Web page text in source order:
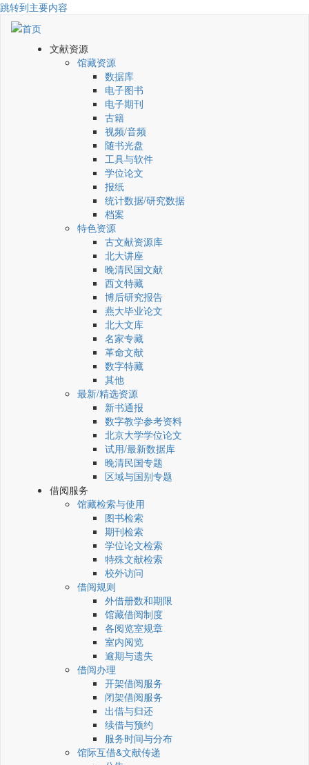
跳转到主要内容
文献资源
馆藏资源
数据库
电子图书
电子期刊
古籍
视频/音频
随书光盘
工具与软件
学位论文
报纸
统计数据/研究数据
档案
特色资源
古文献资源库
北大讲座
晚清民国文献
西文特藏
博后研究报告
燕大毕业论文
北大文库
名家专藏
革命文献
数字特藏
其他
最新/精选资源
新书通报
数字教学参考资料
北京大学学位论文
试用/最新数据库
晚清民国专题
区域与国别专题
借阅服务
馆藏检索与使用
图书检索
期刊检索
学位论文检索
特殊文献检索
校外访问
借阅规则
外借册数和期限
馆藏借阅制度
各阅览室规章
室内阅览
逾期与遗失
借阅办理
开架借阅服务
闭架借阅服务
出借与归还
续借与预约
服务时间与分布
馆际互借&文献传递